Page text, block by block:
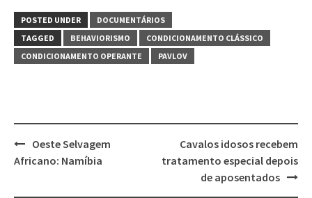
POSTED UNDER
DOCUMENTÁRIOS
TAGGED
BEHAVIORISMO
CONDICIONAMENTO CLÁSSICO
CONDICIONAMENTO OPERANTE
PAVLOV
Post
navigation
Oeste Selvagem
Africano: Namíbia
Cavalos idosos recebem
tratamento especial depois
de aposentados